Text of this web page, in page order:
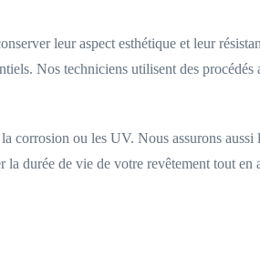
leur aspect esthétique et leur
Nos techniciens utilisent des
ou les UV. Nous assurons aussi
durée de vie de votre revêtement tout en